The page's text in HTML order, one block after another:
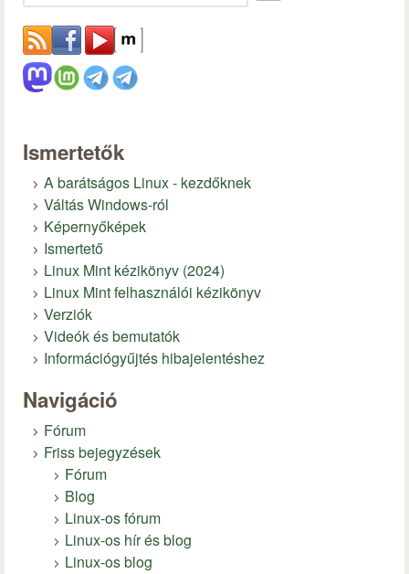
Ismertetők
A barátságos Linux - kezdőknek
Váltás Windows-ról
Képernyőképek
Ismertető
Linux Mint kézikönyv (2024)
Linux Mint felhasználói kézikönyv
Verziók
Videók és bemutatók
Információgyűjtés hibajelentéshez
Navigáció
Fórum
Friss bejegyzések
Fórum
Blog
Linux-os fórum
Linux-os hír és blog
Linux-os blog